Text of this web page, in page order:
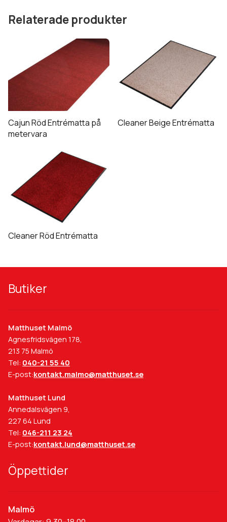
väljas
Relaterade produkter
Cajun Röd Entrématta på
metervara
Cleaner Beige Entrématta
produkten
har
De
Cleaner Röd Entrématta
produkten
har
De
väljas
på
Butiker
Matthuset Malmö
Agnesfridsvägen 178,
213 75 Malmö
Tel: 040-21 55 40
E-post:kontakt.malmo@matthuset.se
Matthuset Lund
Annedalsvägen 9,
227 64 Lund
Tel: 046-211 23 24
E-post:kontakt.lund@matthuset.se
Öppettider
Malmö